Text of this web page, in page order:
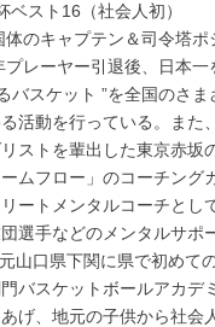
ベスト16（社会人初）
体のキャプテン＆司令塔
プレーヤー引退後、日本
バスケット ”を全国のさま
活動を行っている。また
ストを輩出した東京赤坂
ムフロー」のコーチング
ートメンタルコーチとし
選手などのメンタルサポ
山口県下関に県で初めて
バスケットボールアカデ
げ、地元の子供から社会